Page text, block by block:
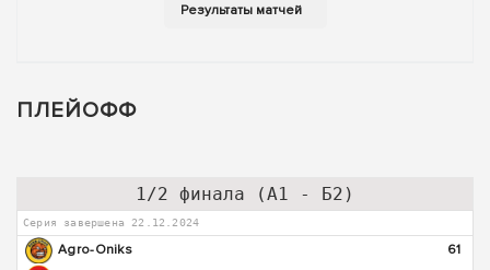
ПЛЕЙОФФ
1/2 финала (А1 - Б2)
Серия завершена 22.12.2024
Agro-Oniks
61